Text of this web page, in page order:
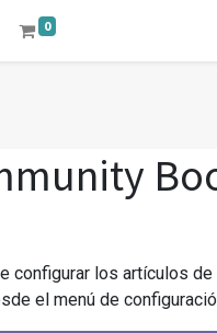
0
configurar los artículos
el menú de